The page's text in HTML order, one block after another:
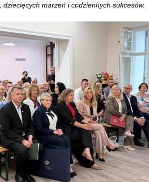
dziecięcych marzeń i codziennych sukcesów.